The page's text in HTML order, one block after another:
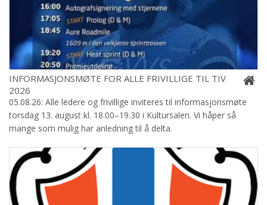
INFORMASJONSMØTE FOR ALLE FRIVILLIGE TIL TIV
2026
05.08.26: Alle ledere og frivillige inviteres til informasjonsmøte
torsdag 13. august kl. 18.00–19.30 i Kultursalen. Vi håper så
mange som mulig har anledning til å delta.